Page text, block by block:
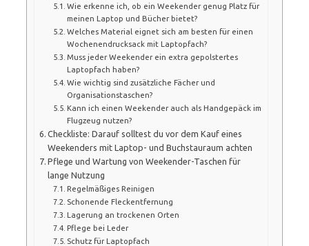
Wie erkenne ich, ob ein Weekender genug Platz für
meinen Laptop und Bücher bietet?
Welches Material eignet sich am besten für einen
Wochenendrucksack mit Laptopfach?
Muss jeder Weekender ein extra gepolstertes
Laptopfach haben?
Wie wichtig sind zusätzliche Fächer und
Organisationstaschen?
Kann ich einen Weekender auch als Handgepäck im
Flugzeug nutzen?
Checkliste: Darauf solltest du vor dem Kauf eines
Weekenders mit Laptop- und Buchstauraum achten
Pflege und Wartung von Weekender-Taschen für
lange Nutzung
Regelmäßiges Reinigen
Schonende Fleckentfernung
Lagerung an trockenen Orten
Pflege bei Leder
Schutz für Laptopfach